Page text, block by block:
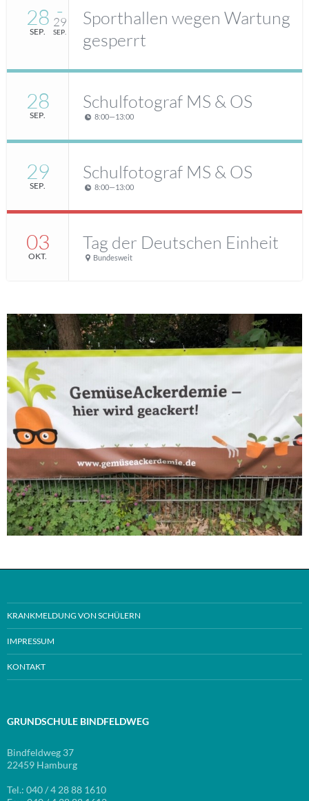
28
SEP.
–
29
SEP.
Sporthallen wegen Wartung
gesperrt
28
SEP.
Schulfotograf MS & OS
8:00—13:00
29
SEP.
Schulfotograf MS & OS
8:00—13:00
03
OKT.
Tag der Deutschen Einheit
Bundesweit
KRANKMELDUNG VON SCHÜLERN
IMPRESSUM
KONTAKT
GRUNDSCHULE BINDFELDWEG
Bindfeldweg 37
22459 Hamburg
Tel.: 040 / 4 28 88 1610